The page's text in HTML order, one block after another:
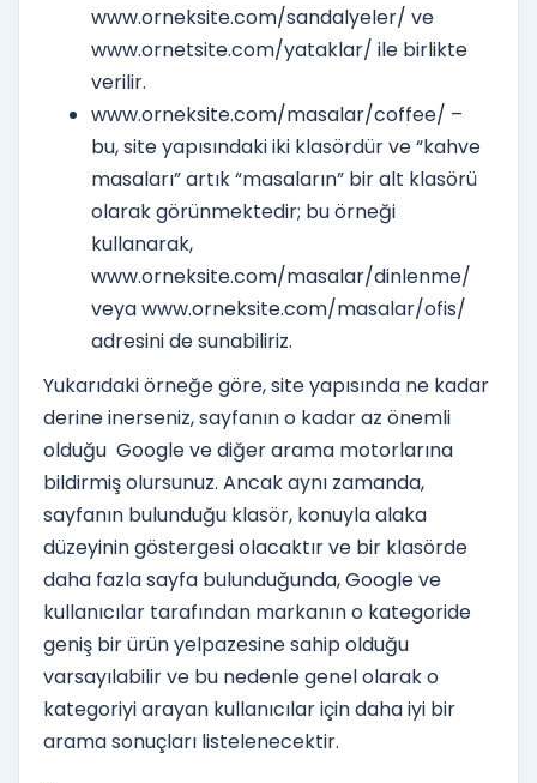
www.orneksite.com/sandalyeler/ ve
www.ornetsite.com/yataklar/ ile birlikte
verilir.
www.orneksite.com/masalar/coffee/ –
bu, site yapısındaki iki klasördür ve “kahve
masaları” artık “masaların” bir alt klasörü
olarak görünmektedir; bu örneği
kullanarak,
www.orneksite.com/masalar/dinlenme/
veya www.orneksite.com/masalar/ofis/
adresini de sunabiliriz.
Yukarıdaki örneğe göre, site yapısında ne kadar
derine inerseniz, sayfanın o kadar az önemli
olduğu Google ve diğer arama motorlarına
bildirmiş olursunuz. Ancak aynı zamanda,
sayfanın bulunduğu klasör, konuyla alaka
düzeyinin göstergesi olacaktır ve bir klasörde
daha fazla sayfa bulunduğunda, Google ve
kullanıcılar tarafından markanın o kategoride
geniş bir ürün yelpazesine sahip olduğu
varsayılabilir ve bu nedenle genel olarak o
kategoriyi arayan kullanıcılar için daha iyi bir
arama sonuçları listelenecektir.